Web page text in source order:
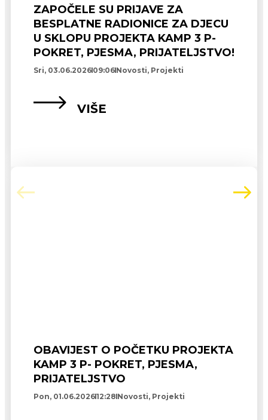
ZAPOČELE SU PRIJAVE ZA
BESPLATNE RADIONICE ZA DJECU
U SKLOPU PROJEKTA KAMP 3 P-
POKRET, PJESMA, PRIJATELJSTVO!
Sri, 03.06.2026 09:06 Novosti, Projekti
VIŠE
OBAVIJEST O POČETKU PROJEKTA
KAMP 3 P- POKRET, PJESMA,
PRIJATELJSTVO
Pon, 01.06.202612:28 Novosti, Projekti